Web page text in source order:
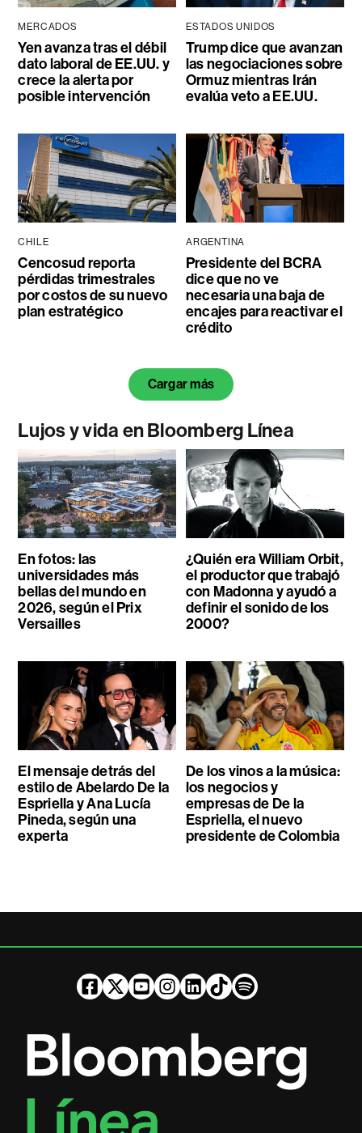
MERCADOS
Yen avanza tras el débil
dato laboral de EE.UU. y
crece la alerta por
posible intervención
ESTADOS UNIDOS
Trump dice que avanzan
las negociaciones sobre
Ormuz mientras Irán
evalúa veto a EE.UU.
CHILE
Cencosud reporta
pérdidas trimestrales
por costos de su nuevo
plan estratégico
ARGENTINA
Presidente del BCRA
dice que no ve
necesaria una baja de
encajes para reactivar el
crédito
Cargar más
Lujos y vida en Bloomberg Línea
En fotos: las
universidades más
bellas del mundo en
2026, según el Prix
Versailles
¿Quién era William Orbit,
el productor que trabajó
con Madonna y ayudó a
definir el sonido de los
2000?
El mensaje detrás del
estilo de Abelardo De la
Espriella y Ana Lucía
Pineda, según una
experta
De los vinos a la música:
los negocios y
empresas de De la
Espriella, el nuevo
presidente de Colombia